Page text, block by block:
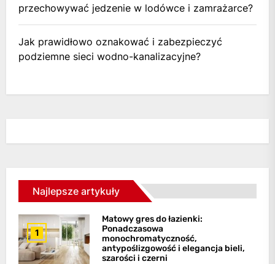
przechowywać jedzenie w lodówce i zamrażarce?
Jak prawidłowo oznakować i zabezpieczyć
podziemne sieci wodno-kanalizacyjne?
Najlepsze artykuły
1
Matowy gres do łazienki:
Ponadczasowa
monochromatyczność,
antypoślizgowość i elegancja bieli,
szarości i czerni